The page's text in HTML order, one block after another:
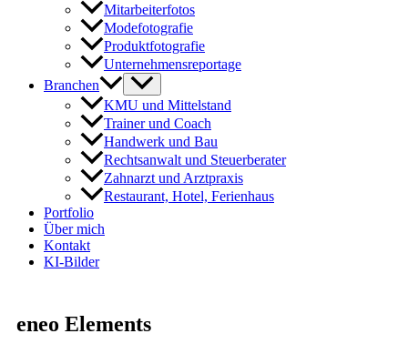
Mitarbeiterfotos
Modefotografie
Produktfotografie
Unternehmensreportage
Branchen
KMU und Mittelstand
Trainer und Coach
Handwerk und Bau
Rechtsanwalt und Steuerberater
Zahnarzt und Arztpraxis
Restaurant, Hotel, Ferienhaus
Portfolio
Über mich
Kontakt
KI-Bilder
eneo Elements